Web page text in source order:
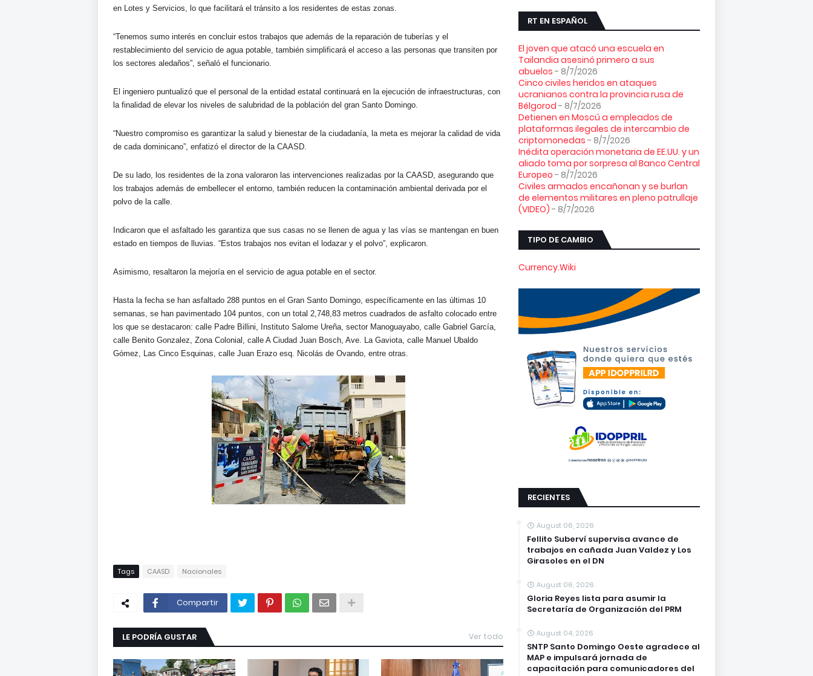
en Lotes y Servicios, lo que facilitará el tránsito a los residentes de estas zonas.
“Tenemos sumo interés en concluir estos trabajos que además de la reparación de tuberías y el
restablecimiento del servicio de agua potable, también simplificará el acceso a las personas que transiten por
los sectores aledaños”, señaló el funcionario.
El ingeniero puntualizó que el personal de la entidad estatal continuará en la ejecución de infraestructuras, con
la finalidad de elevar los niveles de salubridad de la población del gran Santo Domingo.
“Nuestro compromiso es garantizar la salud y bienestar de la ciudadanía, la meta es mejorar la calidad de vida
de cada dominicano”, enfatizó el director de la CAASD.
De su lado, los residentes de la zona valoraron las intervenciones realizadas por la CAASD, asegurando que
los trabajos además de embellecer el entorno, también reducen la contaminación ambiental derivada por el
polvo de la calle.
Indicaron que el asfaltado les garantiza que sus casas no se llenen de agua y las vías se mantengan en buen
estado en tiempos de lluvias. “Estos trabajos nos evitan el lodazar y el polvo”, explicaron.
Asimismo, resaltaron la mejoría en el servicio de agua potable en el sector.
Hasta la fecha se han asfaltado 288 puntos en el Gran Santo Domingo, específicamente en las últimas 10
semanas, se han pavimentado 104 puntos, con un total 2,748,83 metros cuadrados de asfalto colocado entre
los que se destacaron: calle Padre Billini, Instituto Salome Ureña, sector Manoguayabo, calle Gabriel García,
calle Benito Gonzalez, Zona Colonial, calle A Ciudad Juan Bosch, Ave. La Gaviota, calle Manuel Ubaldo
Gómez, Las Cinco Esquinas, calle Juan Erazo esq. Nicolás de Ovando, entre otras.
Tags CAASD Nacionales
Compartir
LE PODRÍA GUSTAR Ver todo
RT EN ESPAÑOL
El joven que atacó una escuela en
Tailandia asesinó primero a sus
abuelos - 8/7/2026
Cinco civiles heridos en ataques
ucranianos contra la provincia rusa de
Bélgorod - 8/7/2026
Detienen en Moscú a empleados de
plataformas ilegales de intercambio de
criptomonedas - 8/7/2026
Inédita operación monetaria de EE.UU. y un
aliado toma por sorpresa al Banco Central
Europeo - 8/7/2026
Civiles armados encañonan y se burlan
de elementos militares en pleno patrullaje
(VIDEO) - 8/7/2026
TIPO DE CAMBIO
Currency.Wiki
RECIENTES
August 06, 2026
Fellito Suberví supervisa avance de
trabajos en cañada Juan Valdez y Los
Girasoles en el DN
August 06, 2026
Gloria Reyes lista para asumir la
Secretaría de Organización del PRM
August 04, 2026
SNTP Santo Domingo Oeste agradece al
MAP e impulsará jornada de
capacitación para comunicadores del